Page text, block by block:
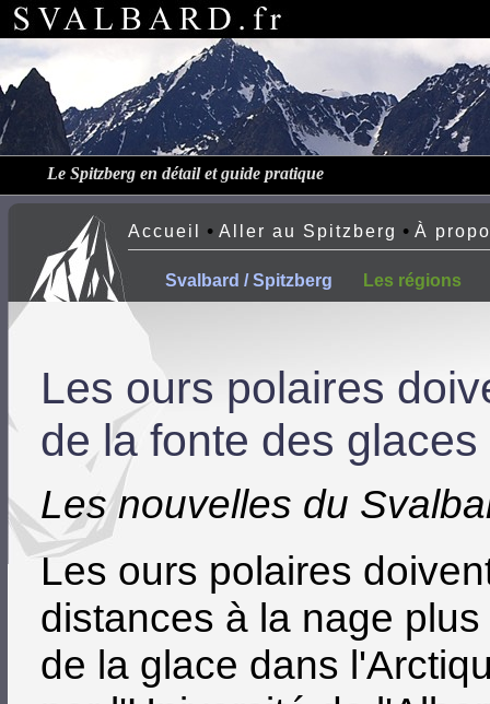
Le Spitzberg en détail et guide pratique
Accueil • Aller au Spitzberg • À
Svalbard / Spitzberg Les régions
Les ours polaires
de la fonte des glaces
Les nouvelles du
Les ours polaires
distances à la nage
de la glace dans